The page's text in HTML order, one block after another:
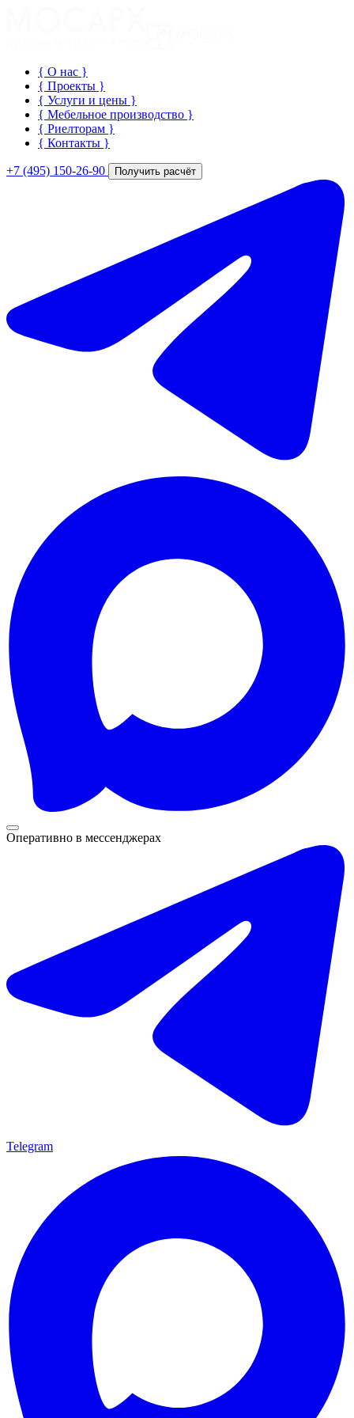
{ О нас }
{ Проекты }
{ Услуги и цены }
{ Мебельное производство }
{ Риелторам }
{ Контакты }
+7 (495) 150-26-90 Получить расчёт
Оперативно в мессенджерах
Telegram